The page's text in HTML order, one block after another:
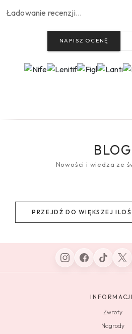
Ładowanie recenzji…
NAPISZ OCENĘ
BLOG
Nowości i wiedza ze
PRZEJDŹ DO WIĘKSZEJ
Zwroty
Nagrody